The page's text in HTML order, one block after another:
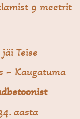
9 meetrit
Teise
– Kaugatuma
aasta